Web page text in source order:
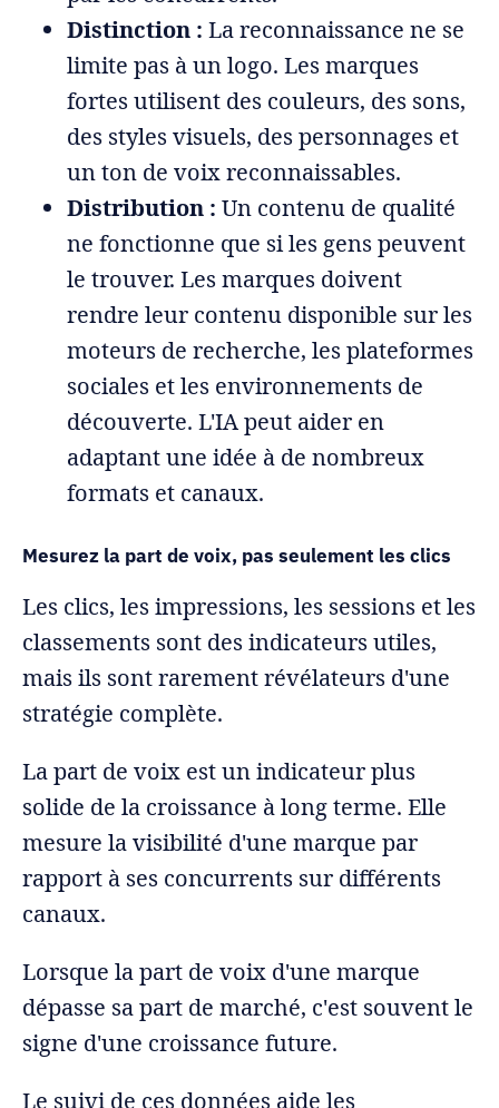
Distinction :La reconnaissance ne se
limite pas à un logo. Les marques
fortes utilisent des couleurs, des sons,
des styles visuels, des personnages et
un ton de voix reconnaissables.
Distribution :Un contenu de qualité
ne fonctionne que si les gens peuvent
le trouver. Les marques doivent
rendre leur contenu disponible sur les
moteurs de recherche, les plateformes
sociales et les environnements de
découverte. L'IA peut aider en
adaptant une idée à de nombreux
formats et canaux.
Mesurez la part de voix, pas seulement les clics
Les clics, les impressions, les sessions et les
classements sont des indicateurs utiles,
mais ils sont rarement révélateurs d'une
stratégie complète.
La part de voix est un indicateur plus
solide de la croissance à long terme. Elle
mesure la visibilité d'une marque par
rapport à ses concurrents sur différents
canaux.
Lorsque la part de voix d'une marque
dépasse sa part de marché, c'est souvent le
signe d'une croissance future.
Le suivi de ces données aide les